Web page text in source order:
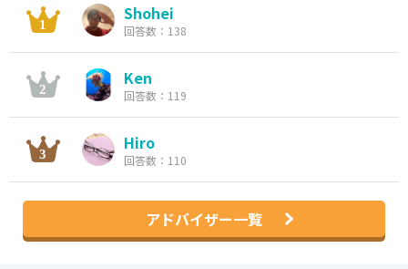
Shohei
回答数：138
Ken
回答数：119
Hiro
回答数：110
アドバイザー一覧